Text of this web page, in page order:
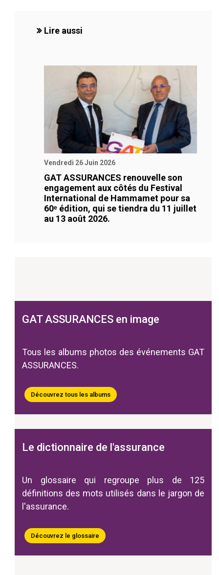
Lire aussi
Vendredi 26 Juin 2026
GAT ASSURANCES renouvelle son
engagement aux côtés du Festival
International de Hammamet pour sa
60ᵉ édition, qui se tiendra du 11 juillet
au 13 août 2026.
GAT ASSURANCES en image
Tous les albums photos des événements GAT
ASSURANCES.
Découvrez tous les albums
Le dictionnaire de l'assurance
Un glossaire qui regroupe plus de 125
définitions des mots utilisés dans le jargon de
l'assurance.
Découvrez le glossaire